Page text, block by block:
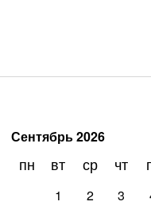
Сентябрь2026
пн вт ср чт
1 2 3